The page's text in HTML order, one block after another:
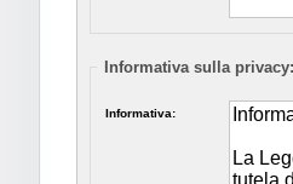
Informativa sulla privacy:
Informativa: